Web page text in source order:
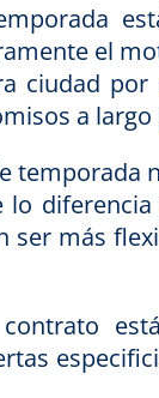
el
ciudad
a largo
temporada
ser más